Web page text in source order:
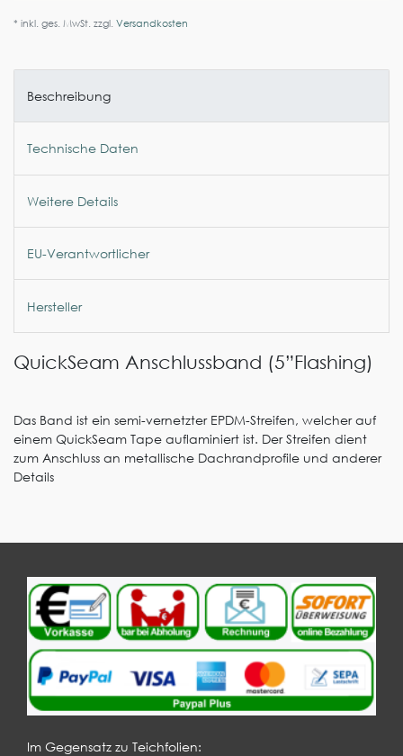
* inkl. ges. MwSt. zzgl. Versandkosten
Beschreibung
Technische Daten
Weitere Details
EU-Verantwortlicher
Hersteller
QuickSeam Anschlussband (5”Flashing)
Das Band ist ein semi-vernetzter EPDM-Streifen, welcher auf
einem QuickSeam Tape auflaminiert ist. Der Streifen dient
zum Anschluss an metallische Dachrandprofile und anderer
Details
Im Gegensatz zu Teichfolien: